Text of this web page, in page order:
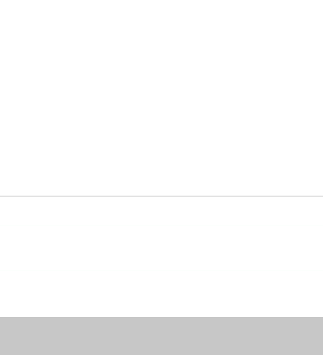
Mediterranean Diet - 1 febbraio